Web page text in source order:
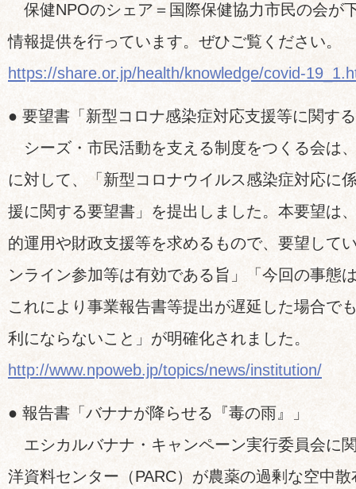
保健NPOのシェア＝国際保健協力市民の会が
情報提供を行っています。ぜひご覧ください。
https://share.or.jp/health/knowledge/covid-
● 要望書「新型コロナ感染症対応支援等に関す
シーズ・市民活動を支える制度をつくる会は
に対して、「新型コロナウイルス感染症対応に
援に関する要望書」を提出しました。本要望は
的運用や財政支援等を求めるもので、要望して
ンライン参加等は有効である旨」「今回の事態
これにより事業報告書等提出が遅延した場合で
利にならないこと」が明確化されました。
http://www.npoweb.jp/topics/news/institution/
● 報告書「バナナが降らせる『毒の雨』」
エシカルバナナ・キャンペーン実行委員会に
洋資料センター（PARC）が農薬の過剰な空中